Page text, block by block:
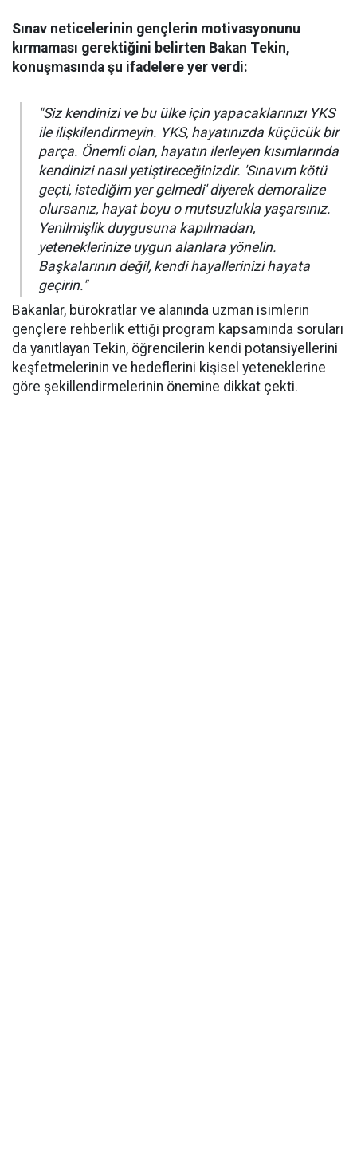
Sınav neticelerinin gençlerin motivasyonunu
kırmaması gerektiğini belirten Bakan Tekin,
konuşmasında şu ifadelere yer verdi:
"Siz kendinizi ve bu ülke için yapacaklarınızı YKS
ile ilişkilendirmeyin. YKS, hayatınızda küçücük bir
parça. Önemli olan, hayatın ilerleyen kısımlarında
kendinizi nasıl yetiştireceğinizdir. 'Sınavım kötü
geçti, istediğim yer gelmedi' diyerek demoralize
olursanız, hayat boyu o mutsuzlukla yaşarsınız.
Yenilmişlik duygusuna kapılmadan,
yeteneklerinize uygun alanlara yönelin.
Başkalarının değil, kendi hayallerinizi hayata
geçirin."
Bakanlar, bürokratlar ve alanında uzman isimlerin
gençlere rehberlik ettiği program kapsamında soruları
da yanıtlayan Tekin, öğrencilerin kendi potansiyellerini
keşfetmelerinin ve hedeflerini kişisel yeteneklerine
göre şekillendirmelerinin önemine dikkat çekti.